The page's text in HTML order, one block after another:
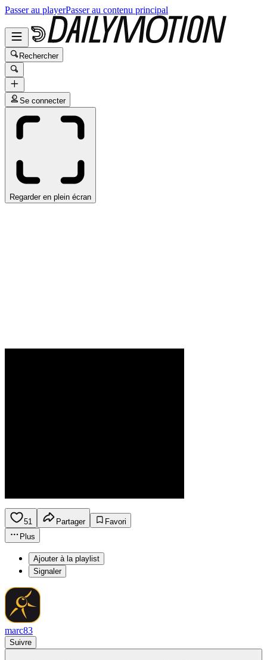
Passer au playerPasser au contenu principal
Rechercher
Se connecter
Regarder en plein écran
51 Partager
Favori
Plus
Ajouter à la playlist
Signaler
marc83
Suivre